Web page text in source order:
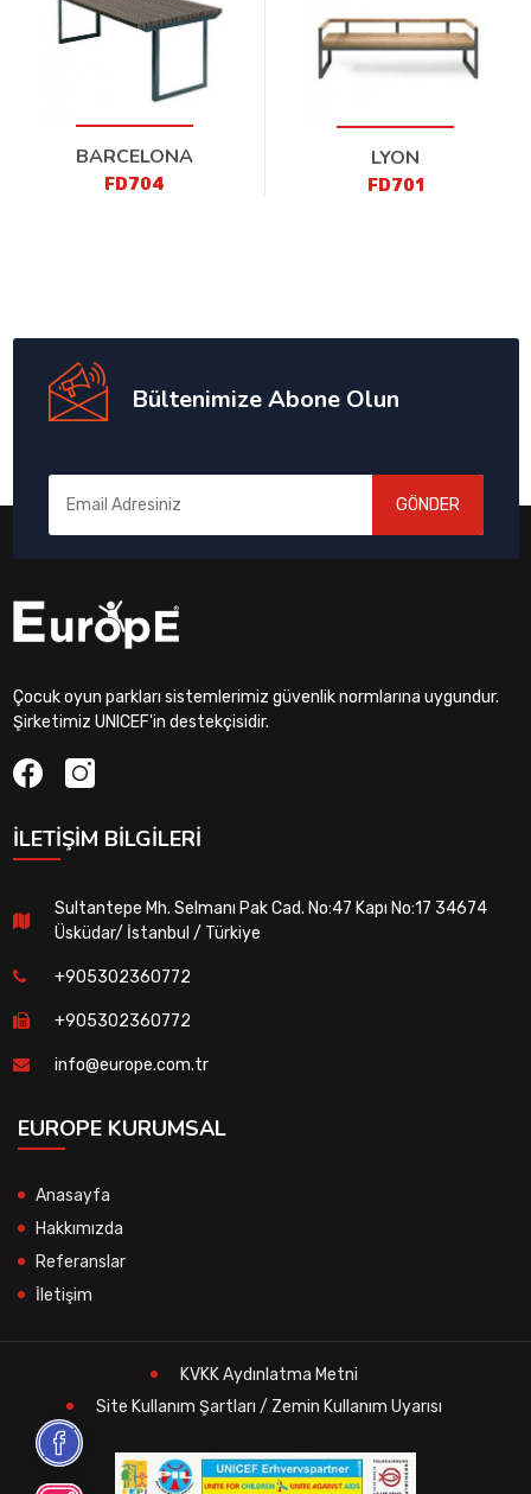
BARCELONA
FD704
LYON
FD701
Bültenimize Abone Olun
GÖNDER
Çocuk oyun parkları sistemlerimiz güvenlik normlarına uygundur.
Şirketimiz UNICEF'in destekçisidir.
İLETIŞIM BILGILERI
Sultantepe Mh. Selmanı Pak Cad. No:47 Kapı No:17 34674
Üsküdar/ İstanbul / Türkiye
+905302360772
+905302360772
info@europe.com.tr
EUROPE KURUMSAL
Anasayfa
Hakkımızda
Referanslar
İletişim
KVKK Aydınlatma Metni
Site Kullanım Şartları / Zemin Kullanım Uyarısı